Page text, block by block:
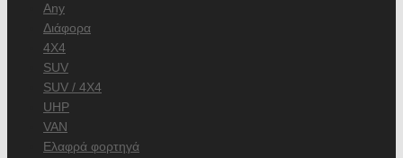
Any
Διάφορα
4X4
SUV
SUV / 4X4
UHP
VAN
Ελαφρά φορτηγά